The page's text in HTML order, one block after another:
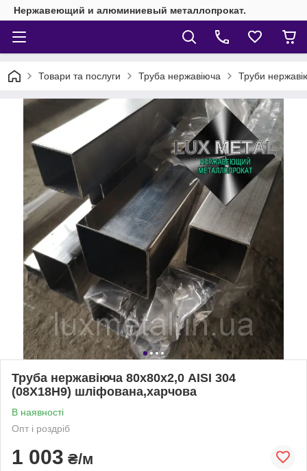
Нержавеющий и алюминиевый металлопрокат.
Товари та послуги Труба нержавіюча Труби
Труба нержавіюча 80х80х2,0 AISI 304
(08Х18Н9) шліфована,харчова
В наявності
Опт і роздріб
1 003 ₴/м